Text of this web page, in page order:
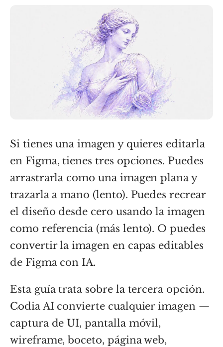
Si tienes una imagen y quieres editarla
en Figma, tienes tres opciones. Puedes
arrastrarla como una imagen plana y
trazarla a mano (lento). Puedes recrear
el diseño desde cero usando la imagen
como referencia (más lento). O puedes
convertir la imagen en capas editables
de Figma con IA.
Esta guía trata sobre la tercera opción.
Codia AI convierte cualquier imagen —
captura de UI, pantalla móvil,
wireframe, boceto, página web,